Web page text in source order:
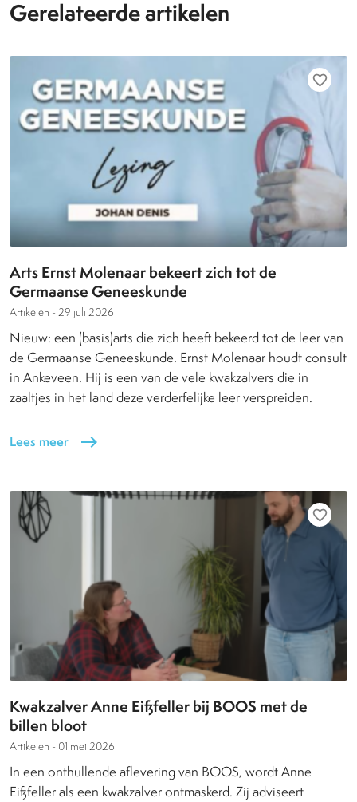
Gerelateerde artikelen
favorite_border
Arts Ernst Molenaar bekeert zich tot de
Germaanse Geneeskunde
Artikelen - 29 juli 2026
Nieuw: een (basis)arts die zich heeft bekeerd tot de leer van
de Germaanse Geneeskunde. Ernst Molenaar houdt consult
in Ankeveen. Hij is een van de vele kwakzalvers die in
zaaltjes in het land deze verderfelijke leer verspreiden.
Lees meer east
favorite_border
Kwakzalver Anne Eißfeller bij BOOS met de
billen bloot
Artikelen - 01 mei 2026
In een onthullende aflevering van BOOS, wordt Anne
Eißfeller als een kwakzalver ontmaskerd. Zij adviseert